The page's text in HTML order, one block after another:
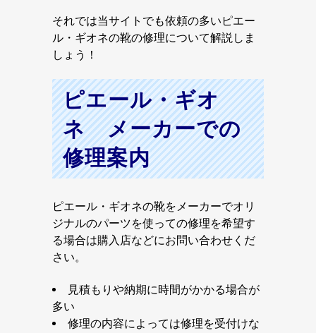
それでは当サイトでも依頼の多いピエー
ル・ギオネの靴の修理について解説しま
しょう！
ピエール・ギオ
ネ メーカーでの
修理案内
ピエール・ギオネの靴をメーカーでオリ
ジナルのパーツを使っての修理を希望す
る場合は購入店などにお問い合わせくだ
さい。
見積もりや納期に時間がかかる場合が
多い
修理の内容によっては修理を受付けな